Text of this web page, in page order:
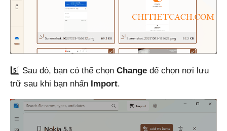
5️⃣ Sau đó, bạn có thể chọn Change để chọn nơi lưu
trữ sau khi bạn nhấn Import.